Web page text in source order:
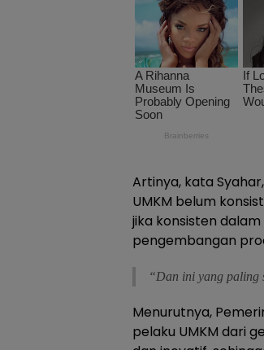
Artinya, kata
UMKM belum
jika konsisten
pengembangan
“Dan ini yang paling
Menurutnya,
pelaku UMKM dari